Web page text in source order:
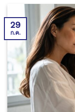
29
ก.ค.